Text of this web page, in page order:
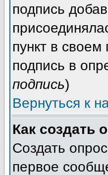
подпись
пункт в
подпись в
подпись)
Вернуться к
Как создать
Создать
первое